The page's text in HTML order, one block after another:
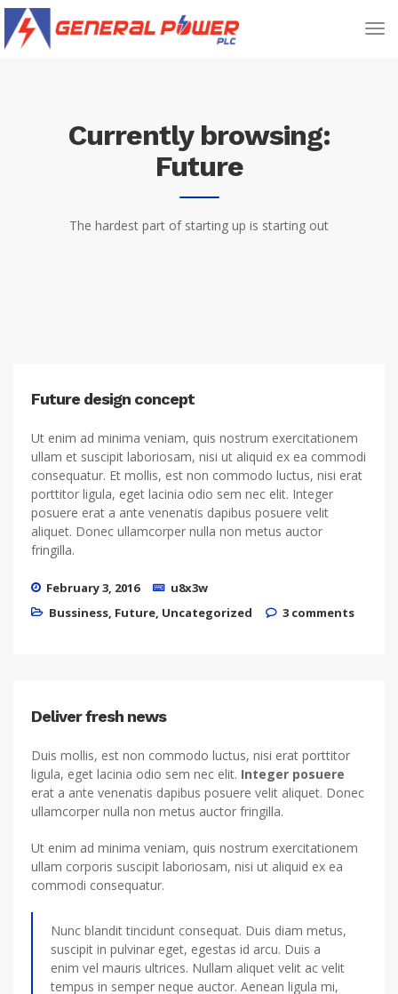
Currently browsing:
Future
The hardest part of starting up is starting out
Future design concept
Ut enim ad minima veniam, quis nostrum exercitationem
ullam et suscipit laboriosam, nisi ut aliquid ex ea commodi
consequatur. Et mollis, est non commodo luctus, nisi erat
porttitor ligula, eget lacinia odio sem nec elit. Integer
posuere erat a ante venenatis dapibus posuere velit
aliquet. Donec ullamcorper nulla non metus auctor
fringilla.
February 3, 2016
u8x3w
Bussiness, Future, Uncategorized 3 comments
Deliver fresh news
Duis mollis, est non commodo luctus, nisi erat porttitor
ligula, eget lacinia odio sem nec elit. Integer posuere
erat a ante venenatis dapibus posuere velit aliquet. Donec
ullamcorper nulla non metus auctor fringilla.
Ut enim ad minima veniam, quis nostrum exercitationem
ullam corporis suscipit laboriosam, nisi ut aliquid ex ea
commodi consequatur.
Nunc blandit tincidunt consequat. Duis diam metus,
suscipit in pulvinar eget, egestas id arcu. Duis a
enim vel mauris ultrices. Nullam aliquet velit ac velit
tempus in semper neque auctor. Aenean ligula mi,